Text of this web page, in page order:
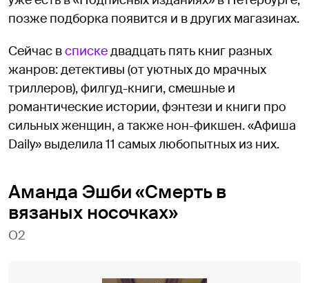
позже подборка появится и в других магазинах.
Сейчас вспискедвадцать пять книг разных
жанров: детективы (от уютных до мрачных
триллеров), филгуд-книги, смешные и
романтические истории, фэнтези и книги про
сильных женщин, а также нон-фикшен. «Афиша
Daily» выделила 11 самых любопытных из них.
Аманда Эшби «Смерть в
вязаных носочках»
О2